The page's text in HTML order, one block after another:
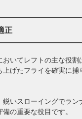
正
おいてレフトの主な役割
げたフライを確実に捕
鋭いスローイングでラン
の重要な役目です。